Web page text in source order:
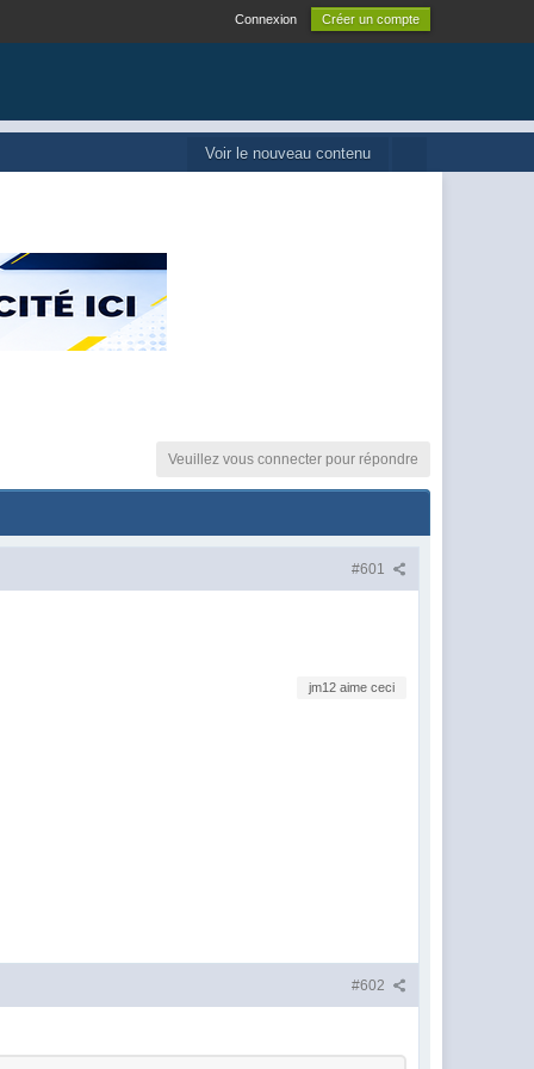
Connexion Créer un compte
Voir le nouveau contenu
Veuillez vous connecter pour répondre
#601
jm12 aime ceci
#602